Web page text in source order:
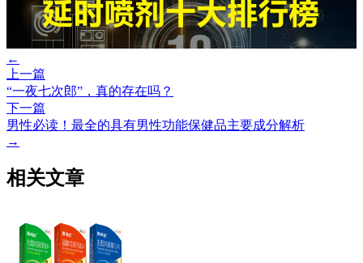
←
上一篇
“一夜七次郎”，真的存在吗？
下一篇
男性必读！最全的具有男性功能保健品主要成分解析
→
相关文章